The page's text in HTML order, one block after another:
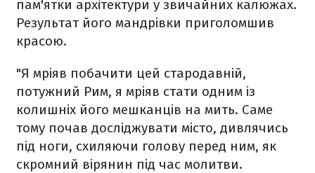
пам'ятки архітектури у звичайних калюжах.
Результат його мандрівки приголомшив
красою.
"Я мріяв побачити цей стародавній,
потужний Рим, я мріяв стати одним із
колишніх його мешканців на мить. Саме
тому почав досліджувати місто, дивлячись
під ноги, схиляючи голову перед ним, як
скромний вірянин під час молитви.